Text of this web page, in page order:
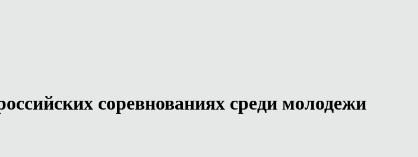
соревнованиях среди молодежи